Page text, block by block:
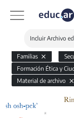
Incluir Archivo
Familias
Formación Ética y
Material de archivo